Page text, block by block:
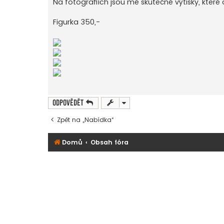
p
e
k
Na fotografiích jsou mé skutečné výtisky, které
Figurka 350,-
Odpovědět
Zpět na „Nabídka“
Domů Obsah fóra